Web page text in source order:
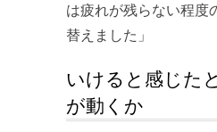
は疲れが残らない程度
替えました」
いけると感じた
が動くか